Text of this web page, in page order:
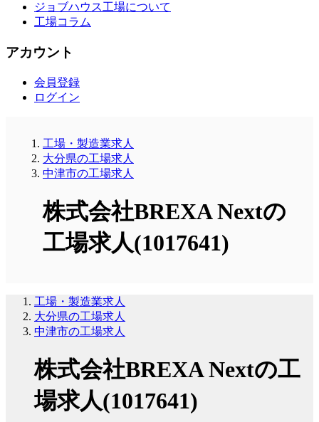
ジョブハウス工場について
工場コラム
アカウント
会員登録
ログイン
工場・製造業求人
大分県の工場求人
中津市の工場求人
株式会社BREXA Nextの
工場求人(1017641)
工場・製造業求人
大分県の工場求人
中津市の工場求人
株式会社BREXA Nextの工
場求人(1017641)